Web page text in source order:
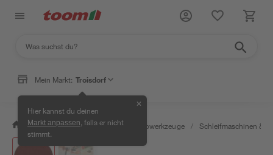
Mein Markt: Troisdorf
Hier kannst du deinen
Markt anpassen , falls er nicht
stimmt.
✕
/ Werkstatt & Maschinen / Elektrowerkzeuge / Schleifmaschinen &